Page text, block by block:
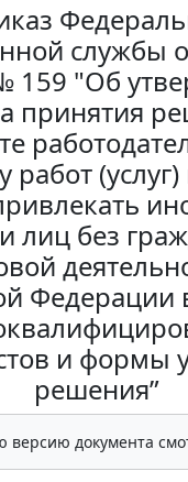
службы
159 "Об
принятия
работ
лиц без
Федерации
и формы
решения”
версию документа